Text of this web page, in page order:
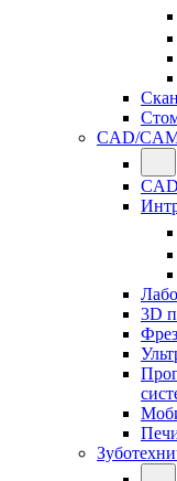
CAD/
3D